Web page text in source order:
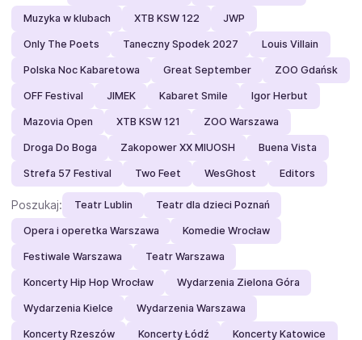
Muzyka w klubach XTB KSW 122 JWP
Only The Poets Taneczny Spodek 2027 Louis Villain
Polska Noc Kabaretowa Great September ZOO Gdańsk
OFF Festival JIMEK Kabaret Smile Igor Herbut
Mazovia Open XTB KSW 121 ZOO Warszawa
Droga Do Boga Zakopower XX MIUOSH Buena Vista
Strefa 57 Festival Two Feet WesGhost Editors
Poszukaj: Teatr Lublin Teatr dla dzieci Poznań
Opera i operetka Warszawa Komedie Wrocław
Festiwale Warszawa Teatr Warszawa
Koncerty Hip Hop Wrocław Wydarzenia Zielona Góra
Wydarzenia Kielce Wydarzenia Warszawa
Koncerty Rzeszów Koncerty Łódź Koncerty Katowice